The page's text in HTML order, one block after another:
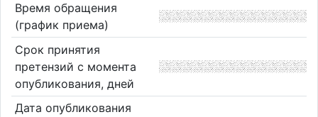
Время обращения
(график приема)
Срок принятия
претензий с момента
опубликования, дней
Дата опубликования